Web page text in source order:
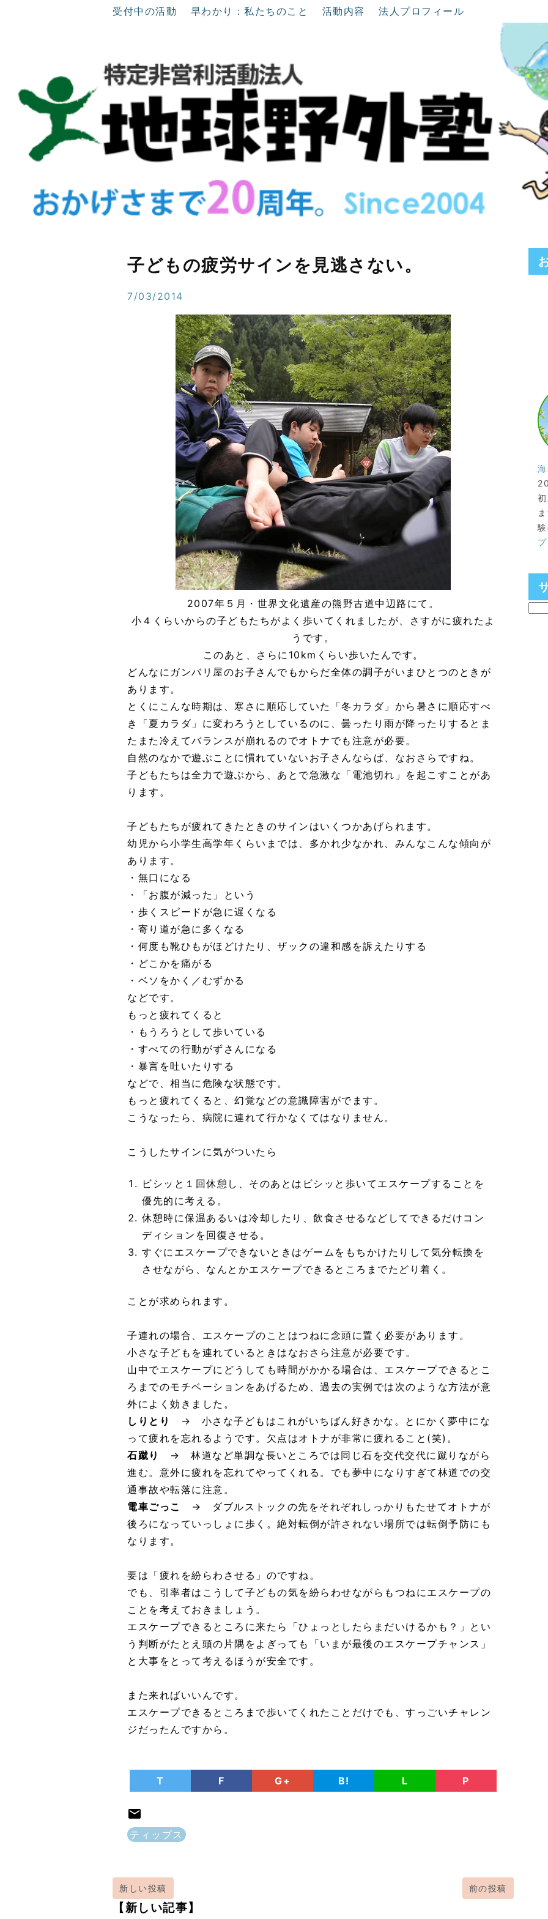
受付中の活動 早わかり：私たちのこと 活動内容 法人プロフィール
子どもの疲労サインを見逃さない。
7/03/2014
2007年５月・世界文化遺産の熊野古道中辺路にて。
小４くらいからの子どもたちがよく歩いてくれましたが、さすがに疲れたよ
うです。
このあと、さらに10kmくらい歩いたんです。
どんなにガンバリ屋のお子さんでもからだ全体の調子がいまひとつのときが
あります。
とくにこんな時期は、寒さに順応していた「冬カラダ」から暑さに順応すべ
き「夏カラダ」に変わろうとしているのに、曇ったり雨が降ったりするとま
たまた冷えてバランスが崩れるのでオトナでも注意が必要。
自然のなかで遊ぶことに慣れていないお子さんならば、なおさらですね。
子どもたちは全力で遊ぶから、あとで急激な「電池切れ」を起こすことがあ
ります。
子どもたちが疲れてきたときのサインはいくつかあげられます。
幼児から小学生高学年くらいまでは、多かれ少なかれ、みんなこんな傾向が
あります。
・無口になる
・「お腹が減った」という
・歩くスピードが急に遅くなる
・寄り道が急に多くなる
・何度も靴ひもがほどけたり、ザックの違和感を訴えたりする
・どこかを痛がる
・ベソをかく／むずかる
などです。
もっと疲れてくると
・もうろうとして歩いている
・すべての行動がずさんになる
・暴言を吐いたりする
などで、相当に危険な状態です。
もっと疲れてくると、幻覚などの意識障害がでます。
こうなったら、病院に連れて行かなくてはなりません。
こうしたサインに気がついたら
ビシッと１回休憩し、そのあとはビシッと歩いてエスケープすることを
優先的に考える。
休憩時に保温あるいは冷却したり、飲食させるなどしてできるだけコン
ディションを回復させる。
すぐにエスケープできないときはゲームをもちかけたりして気分転換を
させながら、なんとかエスケープできるところまでたどり着く。
ことが求められます。
子連れの場合、エスケープのことはつねに念頭に置く必要があります。
小さな子どもを連れているときはなおさら注意が必要です。
山中でエスケープにどうしても時間がかかる場合は、エスケープできるとこ
ろまでのモチベーションをあげるため、過去の実例では次のような方法が意
外によく効きました。
しりとり
→ 小さな子どもはこれがいちばん好きかな。とにかく夢中にな
って疲れを忘れるようです。欠点はオトナが非常に疲れること(笑)。
石蹴り
→ 林道など単調な長いところでは同じ石を交代交代に蹴りながら
進む。意外に疲れを忘れてやってくれる。でも夢中になりすぎて林道での交
通事故や転落に注意。
電車ごっこ → ダブルストックの先をそれぞれしっかりもたせてオトナが
後ろになっていっしょに歩く。絶対転倒が許されない場所では転倒予防にも
なります。
要は「疲れを紛らわさせる」のですね。
でも、引率者はこうして子どもの気を紛らわせながらもつねにエスケープの
ことを考えておきましょう。
エスケープできるところに来たら「ひょっとしたらまだいけるかも？」とい
う判断がたとえ頭の片隅をよぎっても「いまが最後のエスケープチャンス」
と大事をとって考えるほうが安全です。
また来ればいいんです。
エスケープできるところまで歩いてくれたことだけでも、すっごいチャレン
ジだったんですから。
T F G+ B! L P
ティップス
新しい投稿 前の投稿
【新しい記事】